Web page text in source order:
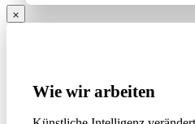
Wie wir arbeiten